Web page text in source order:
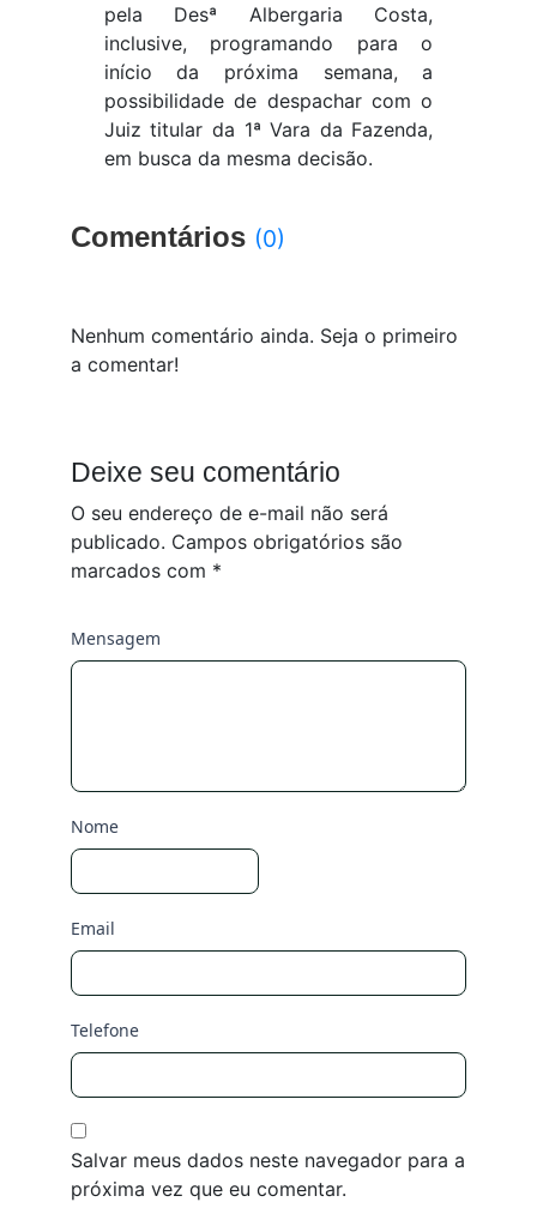
pela Desª Albergaria Costa,
inclusive, programando para o
início da próxima semana, a
possibilidade de despachar com o
Juiz titular da 1ª Vara da Fazenda,
em busca da mesma decisão.
Comentários (0)
Nenhum comentário ainda. Seja o primeiro
a comentar!
Deixe seu comentário
O seu endereço de e-mail não será
publicado. Campos obrigatórios são
marcados com *
Mensagem
Nome
Email
Telefone
Salvar meus dados neste navegador para a
próxima vez que eu comentar.